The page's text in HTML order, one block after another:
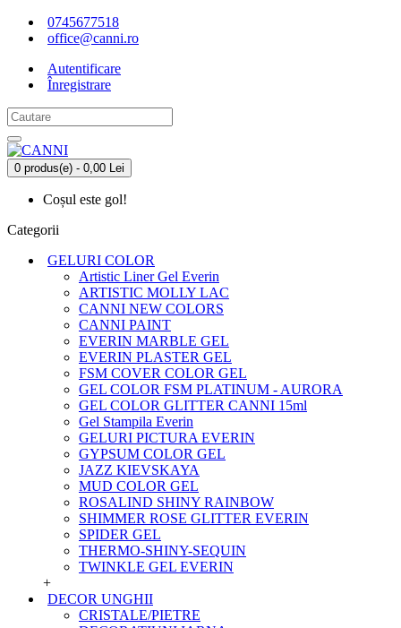
0745677518
office@canni.ro
Autentificare
Înregistrare
0 produs(e) - 0,00 Lei
Coșul este gol!
Categorii
GELURI COLOR
Artistic Liner Gel Everin
ARTISTIC MOLLY LAC
CANNI NEW COLORS
CANNI PAINT
EVERIN MARBLE GEL
EVERIN PLASTER GEL
FSM COVER COLOR GEL
GEL COLOR FSM PLATINUM - AURORA
GEL COLOR GLITTER CANNI 15ml
Gel Stampila Everin
GELURI PICTURA EVERIN
GYPSUM COLOR GEL
JAZZ KIEVSKAYA
MUD COLOR GEL
ROSALIND SHINY RAINBOW
SHIMMER ROSE GLITTER EVERIN
SPIDER GEL
THERMO-SHINY-SEQUIN
TWINKLE GEL EVERIN
+
DECOR UNGHII
CRISTALE/PIETRE